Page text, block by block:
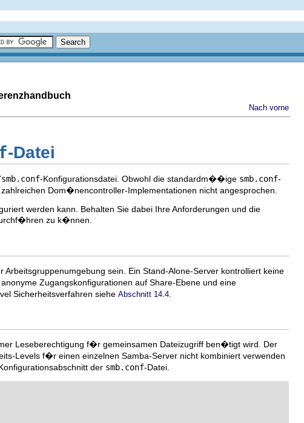
Nach vorne
-Datei
-Konfigurationsdatei. Obwohl die standardm��ige smb.conf-
Dom�nencontroller-Implementationen nicht angesprochen.
werden kann. Behalten Sie dabei Ihre Anforderungen und die
zu k�nnen.
sein. Ein Stand-Alone-Server kontrolliert keine
Zugangskonfigurationen auf Share-Ebene und eine
Sicherheitsverfahren siehe Abschnitt 14.4
Leseberechtigung f�r gemeinsamen Dateizugriff ben�tigt wird. Der
Levels f�r einen einzelnen Samba-Server nicht kombiniert verwenden
der smb.conf-Datei.